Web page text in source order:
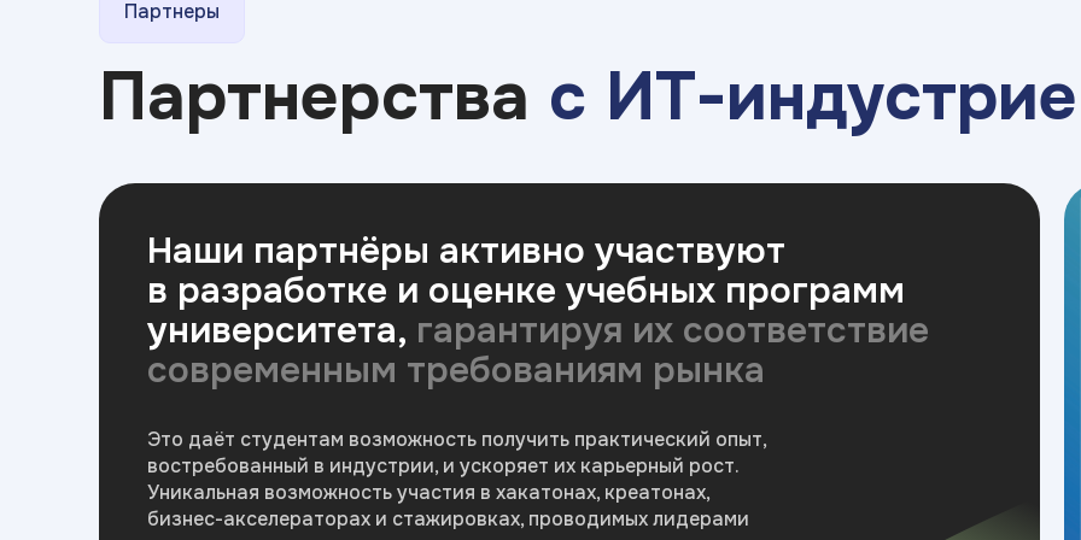
Партнерства с ИТ-
Партнеры
Наши партнёры активно участвуют
в разработке и оценке учебных программ
университета, гарантируя их соответствие
современным требованиям рынка
Это даёт студентам возможность получить практический опыт,
востребованный в индустрии, и ускоряет их карьерный рост.
Уникальная возможность участия в хакатонах, креатонах,
бизнес-акселераторах и стажировках, проводимых лидерами